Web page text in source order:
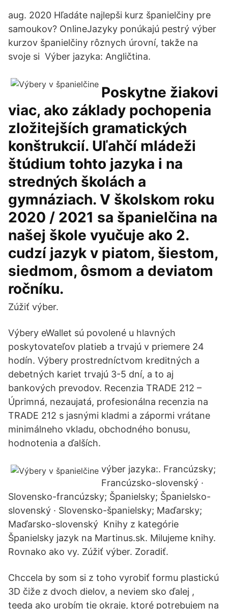
aug. 2020 Hľadáte najlepši kurz španielčiny pre
samoukov? OnlineJazyky ponúkajú pestrý výber
kurzov španielčiny rôznych úrovní, takže na
svoje si Výber jazyka: Angličtina.
Poskytne žiakovi
viac, ako základy pochopenia
zložitejších gramatických
konštrukcií. Uľahčí mládeži
štúdium tohto jazyka i na
stredných školách a
gymnáziach. V školskom roku
2020 / 2021 sa španielčina na
našej škole vyučuje ako 2.
cudzí jazyk v piatom, šiestom,
siedmom, ôsmom a deviatom
ročníku.
Zúžiť výber.
Výbery eWallet sú povolené u hlavných
poskytovateľov platieb a trvajú v priemere 24
hodín. Výbery prostredníctvom kreditných a
debetných kariet trvajú 3-5 dní, a to aj
bankových prevodov. Recenzia TRADE 212 –
️Úprimná, nezaujatá, profesionálna recenzia na
TRADE 212 s jasnými kladmi a zápormi vrátane
minimálneho vkladu, obchodného bonusu,
hodnotenia a ďalších.
výber jazyka:. Francúzsky;
Francúzsko-slovenský ·
Slovensko-francúzsky; Španielsky; Španielsko-
slovenský · Slovensko-španielsky; Maďarsky;
Maďarsko-slovenský Knihy z kategórie
Španielsky jazyk na Martinus.sk. Milujeme knihy.
Rovnako ako vy. Zúžiť výber. Zoradiť.
Chccela by som si z toho vyrobiť formu plastickú
3D čiže z dvoch dielov, a neviem sko ďalej ,
teeda ako urobím tie okraje, ktoré potrebujem na